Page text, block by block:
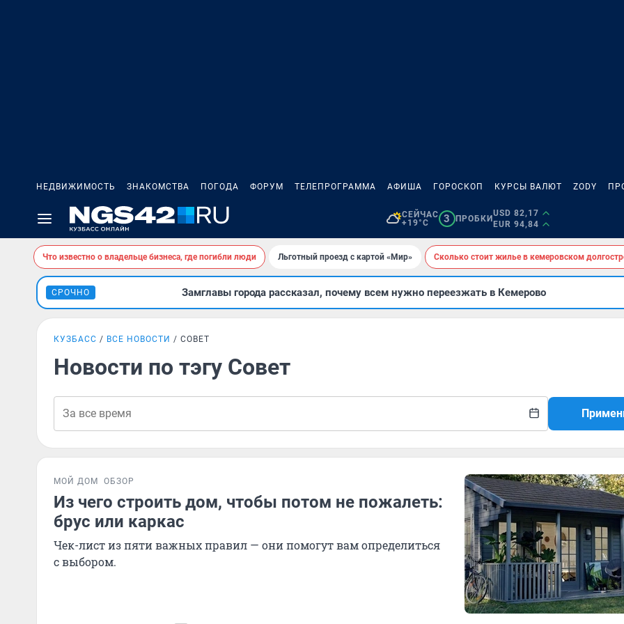
НЕДВИЖИМОСТЬ ЗНАКОМСТВА ПОГОДА ФОРУМ ТЕЛЕПРОГРАММА АФИША ГОРОСКОП КУРСЫ ВАЛЮТ ZODY
СЕЙЧАС
+19°C
3 ПРОБКИ
USD 82,17
EUR 94,84
Что известно о владельце бизнеса, где погибли люди Льготный проезд с картой «Мир» Сколько стоит жилье в кемеровском
СРОЧНО Замглавы города рассказал, почему всем нужно переезжать в Кемерово
КУЗБАСС ВСЕ НОВОСТИ СОВЕТ
Новости по тэгу Совет
МОЙ ДОМ ОБЗОР
Из чего строить дом, чтобы потом не пожалеть:
брус или каркас
Чек-лист из пяти важных правил — они помогут вам определиться
с выбором.